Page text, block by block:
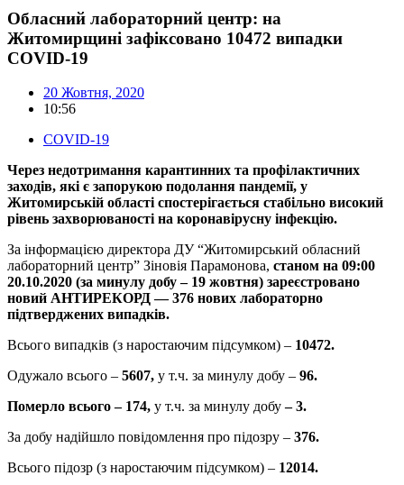
Обласний лабораторний центр: на
Житомирщині зафіксовано 10472 випадки
COVID-19
20 Жовтня, 2020
10:56
COVID-19
Через недотримання карантинних та профілактичних
заходів, які є запорукою подолання пандемії, у
Житомирській області спостерігається стабільно високий
рівень захворюваності на коронавірусну інфекцію.
За інформацією директора ДУ “Житомирський обласний
лабораторний центр” Зіновія Парамонова, станом на 09:00
20.10.2020 (за минулу добу – 19 жовтня) зареєстровано
новий АНТИРЕКОРД — 376 нових лабораторно
підтверджених випадків.
Всього випадків (з наростаючим підсумком) – 10472.
Одужало всього – 5607, у т.ч. за минулу добу – 96.
Померло всього – 174, у т.ч. за минулу добу– 3.
За добу надійшло повідомлення про підозру – 376.
Всього підозр (з наростаючим підсумком) – 12014.